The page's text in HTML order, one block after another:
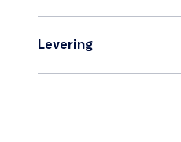
Levering